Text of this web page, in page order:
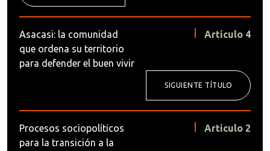
Asacasi: la comunidad
que ordena su territorio
para defender el buen vivir
Artículo 4
SIGUIENTE TÍTULO
Procesos sociopolíticos
para la transición a la
Artículo 2